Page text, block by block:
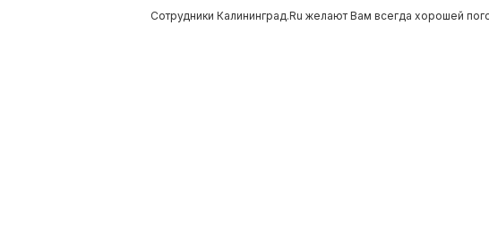
Сотрудники Калининград.Ru желают Вам всегда хорошей